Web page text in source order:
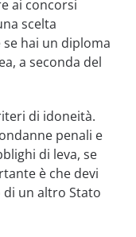
ai concorsi
scelta
hai un diploma
a seconda del
di idoneità.
penali e
di leva, se
è che devi
di un altro Stato